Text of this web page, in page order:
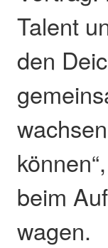
Talent
den
beim
wagen.